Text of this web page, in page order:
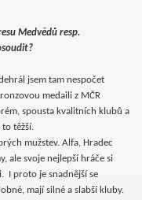
Medvědů resp.
jsem tam nespočet
medaili z MČR
spousta kvalitních klubů a
těžší.
mužstev. Alfa, Hradec
ale svoje nejlepší hráče si
I proto je snadnější se
mají silné a slabší kluby.